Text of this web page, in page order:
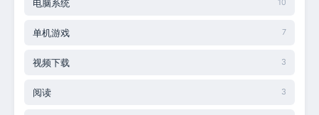
电脑系统 10
单机游戏 7
视频下载 3
阅读 3